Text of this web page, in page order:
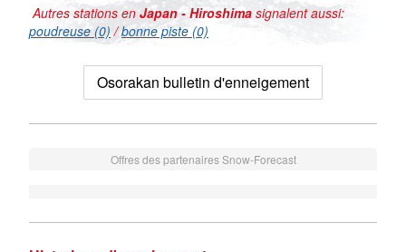
Autres stations en Japan - Hiroshima signalent aussi:
poudreuse (0) /bonne piste (0)
Osorakan bulletin d'enneigement
Offres des partenaires Snow-Forecast